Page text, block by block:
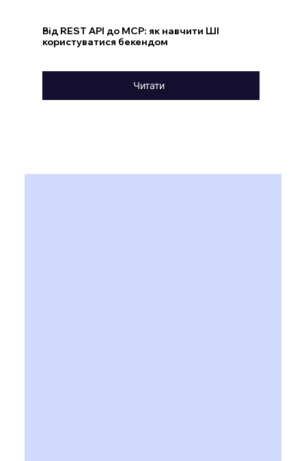
Від REST API до MCP: як навчити ШІ
користуватися бекендом
Читати